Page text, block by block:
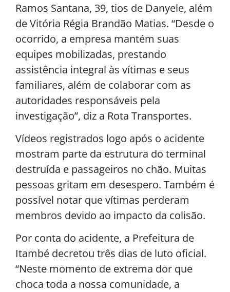
Ramos Santana, 39, tios de Danyele, além
de Vitória Régia Brandão Matias. “Desde o
ocorrido, a empresa mantém suas
equipes mobilizadas, prestando
assistência integral às vítimas e seus
familiares, além de colaborar com as
autoridades responsáveis pela
investigação”, diz a Rota Transportes.
Vídeos registrados logo após o acidente
mostram parte da estrutura do terminal
destruída e passageiros no chão. Muitas
pessoas gritam em desespero. Também é
possível notar que vítimas perderam
membros devido ao impacto da colisão.
Por conta do acidente, a Prefeitura de
Itambé decretou três dias de luto oficial.
“Neste momento de extrema dor que
choca toda a nossa comunidade, a